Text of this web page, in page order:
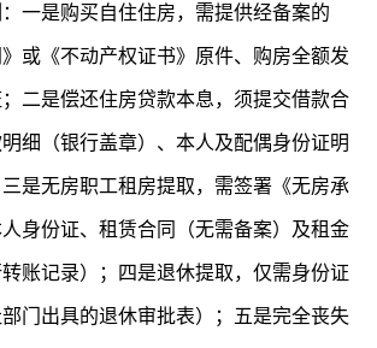
一是购买自住住房，需提供经备案的
》或《不动产权证书》原件、购房全额发
二是偿还住房贷款本息，须提交借款合
细（银行盖章）、本人及配偶身份证明
是无房职工租房提取，需签署《无房承
身份证、租赁合同（无需备案）及租金
账记录）；四是退休提取，仅需身份证
门出具的退休审批表）；五是完全丧失